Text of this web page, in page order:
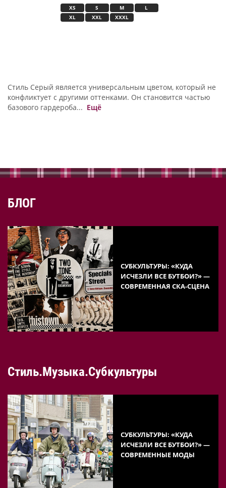
XS S M
L
XL
XXL XXXL
Стиль Серый является универсальным цветом, который не
конфликтует с другими оттенками. Он становится частью
базового гардероба... Ещё
БЛОГ
СУБКУЛЬТУРЫ: «КУДА
ИСЧЕЗЛИ ВСЕ БУТБОИ?» —
СОВРЕМЕННАЯ СКА-СЦЕНА
Стиль.Музыка.Субкультуры
СУБКУЛЬТУРЫ: «КУДА
ИСЧЕЗЛИ ВСЕ БУТБОИ?» —
СОВРЕМЕННЫЕ МОДЫ